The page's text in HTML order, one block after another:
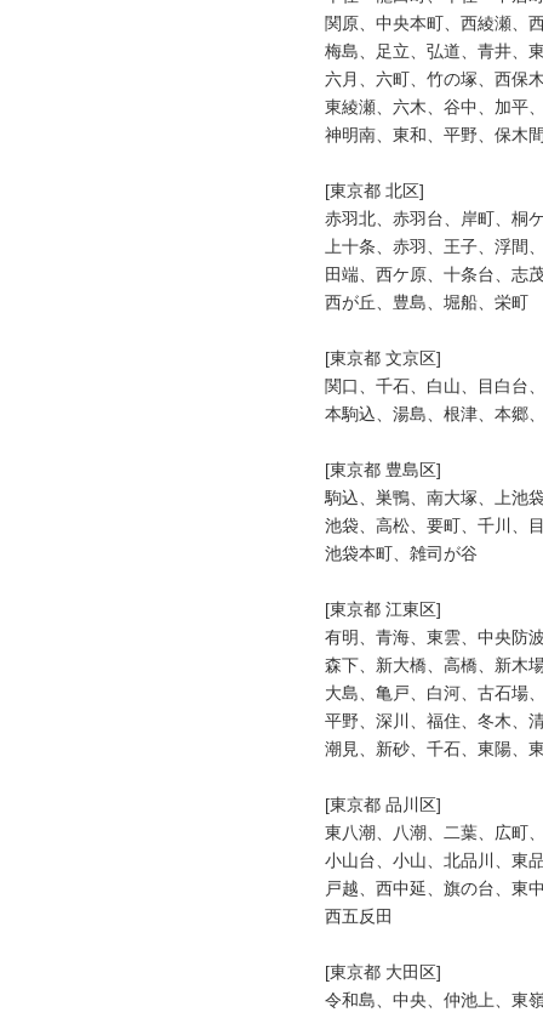
関原、中央本町、西綾瀬、
梅島、足立、弘道、青井、
六月、六町、竹の塚、西保
東綾瀬、六木、谷中、加平
神明南、東和、平野、保木
[東京都 北区]
赤羽北、赤羽台、岸町、桐
上十条、赤羽、王子、浮間
田端、西ケ原、十条台、志
西が丘、豊島、堀船、栄町
[東京都 文京区]
関口、千石、白山、目白台
本駒込、湯島、根津、本郷
[東京都 豊島区]
駒込、巣鴨、南大塚、上池
池袋、高松、要町、千川、
池袋本町、雑司が谷
[東京都 江東区]
有明、青海、東雲、中央防
森下、新大橋、高橋、新木
大島、亀戸、白河、古石場
平野、深川、福住、冬木、
潮見、新砂、千石、東陽、
[東京都 品川区]
東八潮、八潮、二葉、広町
小山台、小山、北品川、東
戸越、西中延、旗の台、東
西五反田
[東京都 大田区]
令和島、中央、仲池上、東